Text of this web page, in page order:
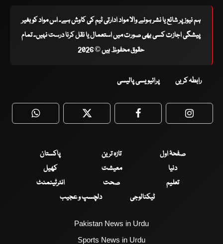
ہم نیوز پر شائع یا نشر ہونے والا مواد ادارتی ٹیم کی کاوش ہے۔ اس مواد کو بغیر
پیشگی اجازت کسی بھی صورت میں استعمال یا نقل کرنا درست نہیں۔ تمام
حقوق محفوظ ہیں © 2026
رابطہ کریں پرائیویسی پالیسی
WhatsApp Twitter Facebook
صفحۂ اول تازہ ترین
پاکستان
دنیا
معیشت
کھیل
تعلیم
صحت
انٹرٹینمنٹ
ٹیکنالوجی
دلچسپ و عجیب
Pakistan News in Urdu
Sports News in Urdu